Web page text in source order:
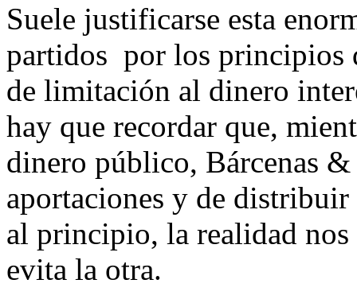
Suele justificarse esta
partidos por los principios
de limitación al dinero
hay que recordar que,
dinero público, Bárcenas &
aportaciones y de
al principio, la realidad nos
evita la otra.